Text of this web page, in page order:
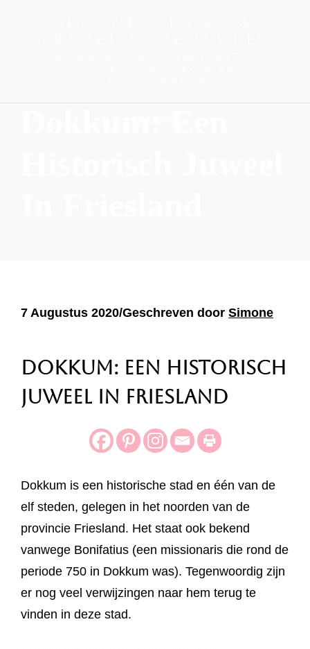
7 Augustus 2020/Geschreven door Simone
Dokkum: Een Historisch
Juweel in Friesland
Dokkum is een historische stad en één van de
elf steden, gelegen in het noorden van de
provincie Friesland. Het staat ook bekend
vanwege Bonifatius (een missionaris die rond de
periode 750 in Dokkum was). Tegenwoordig zijn
er nog veel verwijzingen naar hem terug te
vinden in deze stad.